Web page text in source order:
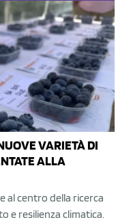
VARIETÀ DI
ALLA
al centro della ricerca
e resilienza climatica.